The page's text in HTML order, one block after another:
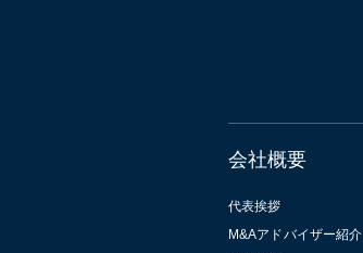
会社概要
代表挨拶
M&Aアドバイザー紹介